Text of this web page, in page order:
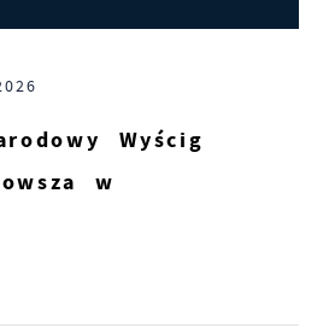
Wyścig
w